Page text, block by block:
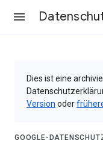
Dies ist eine
Version oder
GOOGLE-